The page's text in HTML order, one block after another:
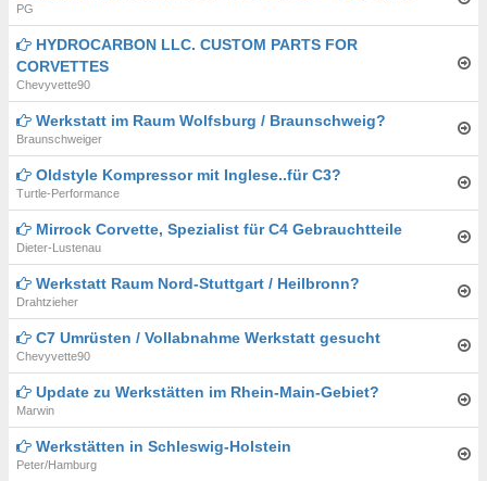
PG
HYDROCARBON LLC. CUSTOM PARTS FOR
CORVETTES
Chevyvette90
Werkstatt im Raum Wolfsburg / Braunschweig?
Braunschweiger
Oldstyle Kompressor mit Inglese..für C3?
Turtle-Performance
Mirrock Corvette, Spezialist für C4 Gebrauchtteile
Dieter-Lustenau
Werkstatt Raum Nord-Stuttgart / Heilbronn?
Drahtzieher
C7 Umrüsten / Vollabnahme Werkstatt gesucht
Chevyvette90
Update zu Werkstätten im Rhein-Main-Gebiet?
Marwin
Werkstätten in Schleswig-Holstein
Peter/Hamburg